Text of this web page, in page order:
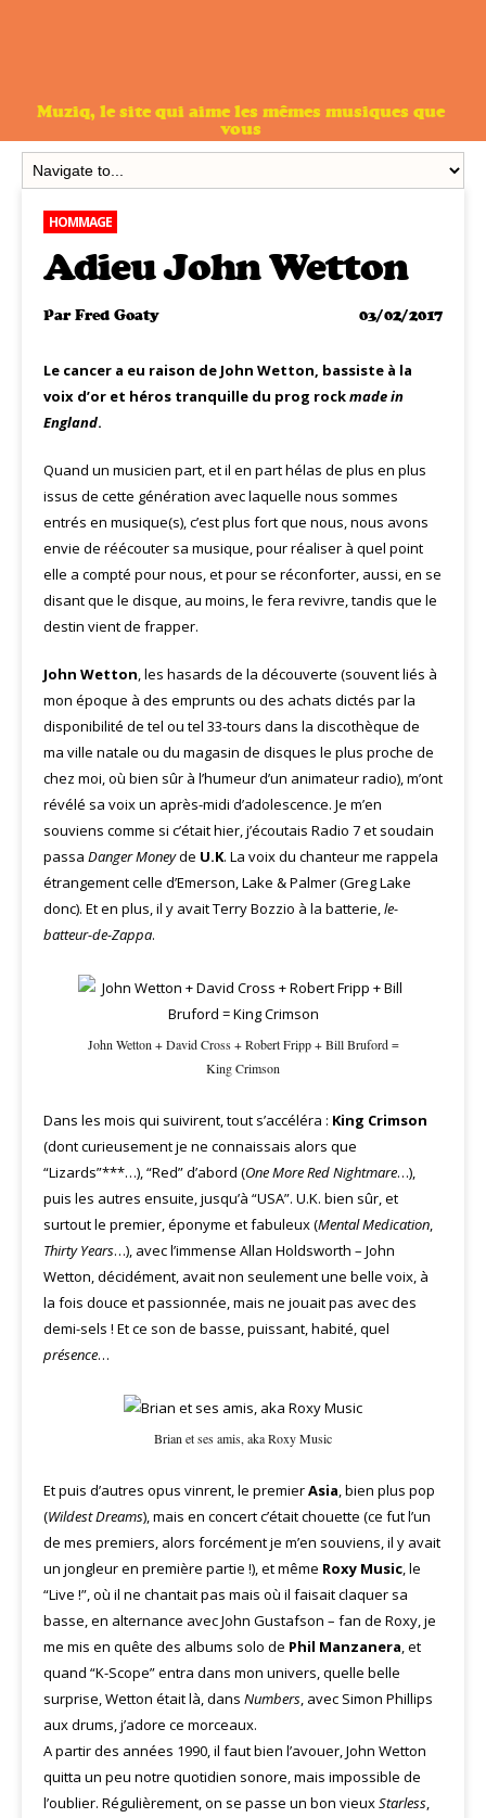
Muziq, le site qui aime les mêmes musiques que
vous
HOMMAGE
Adieu John Wetton
ParFred Goaty 03/02/2017
Le cancer a eu raison de John Wetton, bassiste à la
voix d’or et héros tranquille du prog rockmade in
England.
Quand un musicien part, et il en part hélas de plus en plus
issus de cette génération avec laquelle nous sommes
entrés en musique(s), c’est plus fort que nous, nous avons
envie de réécouter sa musique, pour réaliser à quel point
elle a compté pour nous, et pour se réconforter, aussi, en se
disant que le disque, au moins, le fera revivre, tandis que le
destin vient de frapper.
John Wetton, les hasards de la découverte (souvent liés à
mon époque à des emprunts ou des achats dictés par la
disponibilité de tel ou tel 33-tours dans la discothèque de
ma ville natale ou du magasin de disques le plus proche de
chez moi, où bien sûr à l’humeur d’un animateur radio), m’ont
révélé sa voix un après-midi d’adolescence. Je m’en
souviens comme si c’était hier, j’écoutais Radio 7 et soudain
passa Danger Moneyde U.K. La voix du chanteur me rappela
étrangement celle d’Emerson, Lake & Palmer (Greg Lake
donc). Et en plus, il y avait Terry Bozzio à la batterie,le-
batteur-de-Zappa.
John Wetton + David Cross + Robert Fripp + Bill Bruford =
King Crimson
Dans les mois qui suivirent, tout s’accéléra : King Crimson
(dont curieusement je ne connaissais alors que
“Lizards”***…), “Red” d’abord (One More Red Nightmare…),
puis les autres ensuite, jusqu’à “USA”. U.K. bien sûr, et
surtout le premier, éponyme et fabuleux (Mental Medication,
Thirty Years…), avec l’immense Allan Holdsworth – John
Wetton, décidément, avait non seulement une belle voix, à
la fois douce et passionnée, mais ne jouait pas avec des
demi-sels ! Et ce son de basse, puissant, habité, quel
présence…
Brian et ses amis, aka Roxy Music
Et puis d’autres opus vinrent, le premierAsia, bien plus pop
(Wildest Dreams), mais en concert c’était chouette (ce fut l’un
de mes premiers, alors forcément je m’en souviens, il y avait
un jongleur en première partie !), et même Roxy Music, le
“Live !”, où il ne chantait pas mais où il faisait claquer sa
basse, en alternance avec John Gustafson – fan de Roxy, je
me mis en quête des albums solo de Phil Manzanera, et
quand “K-Scope” entra dans mon univers, quelle belle
surprise, Wetton était là, dans Numbers, avec Simon Phillips
aux drums, j’adore ce morceaux.
A partir des années 1990, il faut bien l’avouer, John Wetton
quitta un peu notre quotidien sonore, mais impossible de
l’oublier. Régulièrement, on se passe un bon vieuxStarless,